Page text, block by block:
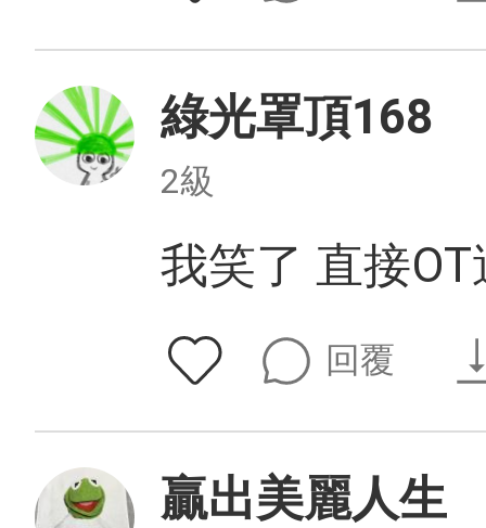
綠光罩頂168
2級
我笑了 直接OT
回覆
贏出美麗人生